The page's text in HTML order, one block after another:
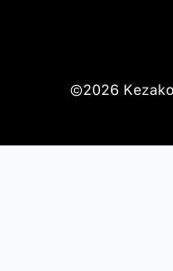
©2026